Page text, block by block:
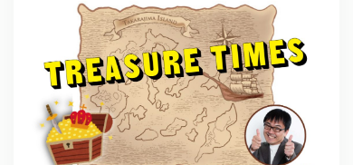
TICKET